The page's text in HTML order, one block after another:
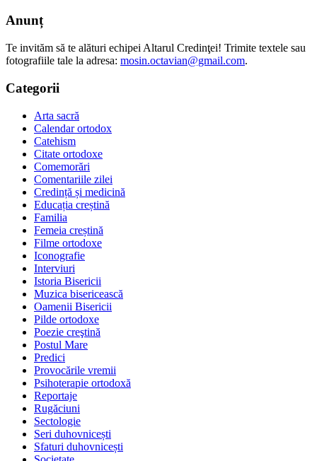
Anunț
Te invităm să te alături echipei Altarul Credinţei! Trimite textele sau
fotografiile tale la adresa: mosin.octavian@gmail.com.
Categorii
Arta sacră
Calendar ortodox
Catehism
Citate ortodoxe
Comemorări
Comentariile zilei
Credință și medicină
Educația creștină
Familia
Femeia creștină
Filme ortodoxe
Iconografie
Interviuri
Istoria Bisericii
Muzica bisericească
Oamenii Bisericii
Pilde ortodoxe
Poezie creştină
Postul Mare
Predici
Provocările vremii
Psihoterapie ortodoxă
Reportaje
Rugăciuni
Sectologie
Seri duhovnicești
Sfaturi duhovnicești